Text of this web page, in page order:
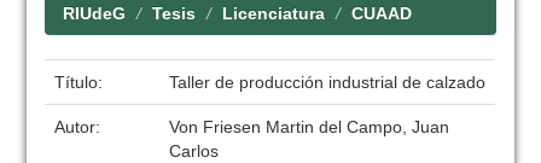
RIUdeG Tesis Licenciatura CUAAD
Título: Taller de producción industrial de calzado
Autor:
Von Friesen Martin del Campo, Juan
Carlos